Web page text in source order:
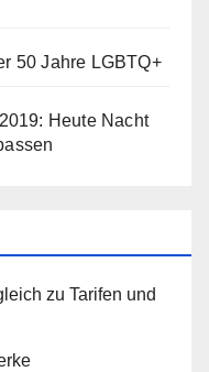
50 Jahre LGBTQ+
Heute Nacht
zu Tarifen und